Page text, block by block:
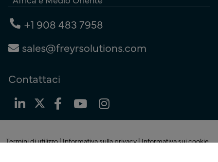
+1 908 483 7958
sales@freyrsolutions.com
Contattaci
Termini di utilizzo|Informativa sulla privacy|Informativa sui cookie